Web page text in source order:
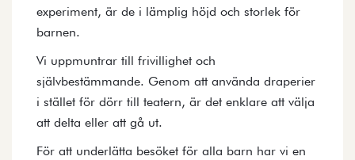
experiment, är de i lämplig höjd och storlek för
barnen.
Vi uppmuntrar till frivillighet och
självbestämmande. Genom att använda draperier
i stället för dörr till teatern, är det enklare att välja
att delta eller att gå ut.
För att underlätta besöket för alla barn har vi en